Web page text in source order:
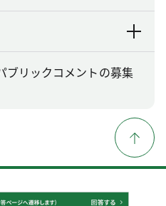
ブリックコメントの募集